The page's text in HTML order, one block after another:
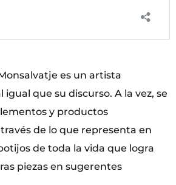
es un artista
que su discurso. A la vez, se
y productos
de lo que representa en
de toda la vida que logra
piezas en sugerentes